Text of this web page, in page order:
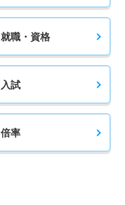
就職・資格
入試
倍率